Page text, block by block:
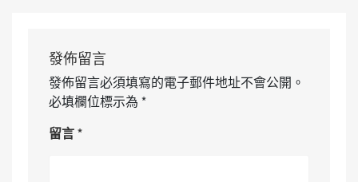
發佈留言
發佈留言必須填寫的電子郵件地址不會公開。
必填欄位標示為 *
留言*